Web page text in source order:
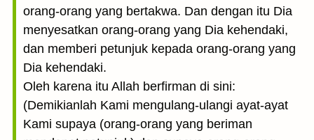
orang-orang yang bertakwa. Dan dengan itu Dia
menyesatkan orang-orang yang Dia kehendaki,
dan memberi petunjuk kepada orang-orang yang
Dia kehendaki.
Oleh karena itu Allah berfirman di sini:
(Demikianlah Kami mengulang-ulangi ayat-ayat
Kami supaya (orang-orang yang beriman